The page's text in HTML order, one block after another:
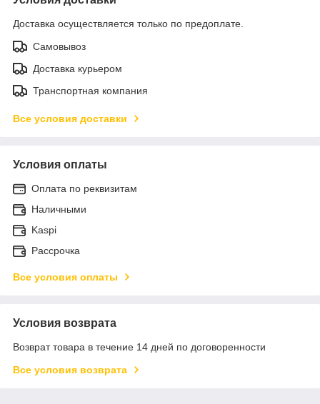
Доставка осуществляется только по предоплате.
Самовывоз
Доставка курьером
Транспортная компания
Все условия доставки
Условия оплаты
Оплата по реквизитам
Наличными
Kaspi
Рассрочка
Все условия оплаты
Условия возврата
Возврат товара в течение 14 дней по договоренности
Все условия возврата